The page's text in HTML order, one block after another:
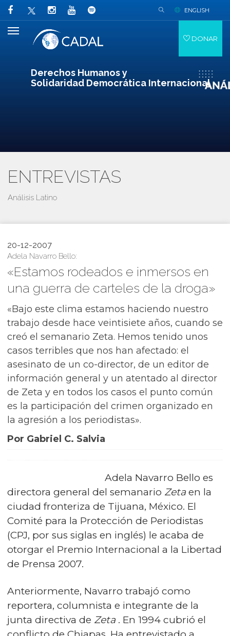
Derechos Humanos y
Solidaridad Democrática Internacional
ENGLISH
DONAR
ENTREVISTAS
Análisis Latino
20-12-2007
Adela Navarro Bello:
«Estamos rodeados e inmersos en
una guerra de carteles de la droga»
«Bajo este clima estamos haciendo nuestro
trabajo desde hace veintisiete años, cuando se
creó el semanario Zeta. Hemos tenido unos
casos terribles que nos han afectado: el
asesinato de un co-director, de un editor de
información general y un atentado al director
de Zeta y en todos los casos el punto común
es la participación del crimen organizado en
la agresión a los periodistas».
Por Gabriel C. Salvia
Adela Navarro Bello es
directora general del semanario Zetaen la
ciudad fronteriza de Tijuana, México. El
Comité para la Protección de Periodistas
(CPJ, por sus siglas en inglés) le acaba de
otorgar el Premio Internacional a la Libertad
de Prensa 2007.
Anteriormente, Navarro trabajó como
reportera, columnista e integrante de la
junta directiva de Zeta . En 1994 cubrió el